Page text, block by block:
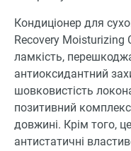
Кондиціонер для
Recovery
ламкість,
антиоксидантний
шовковистість
позитивний
довжині. Крім того,
антистатичні